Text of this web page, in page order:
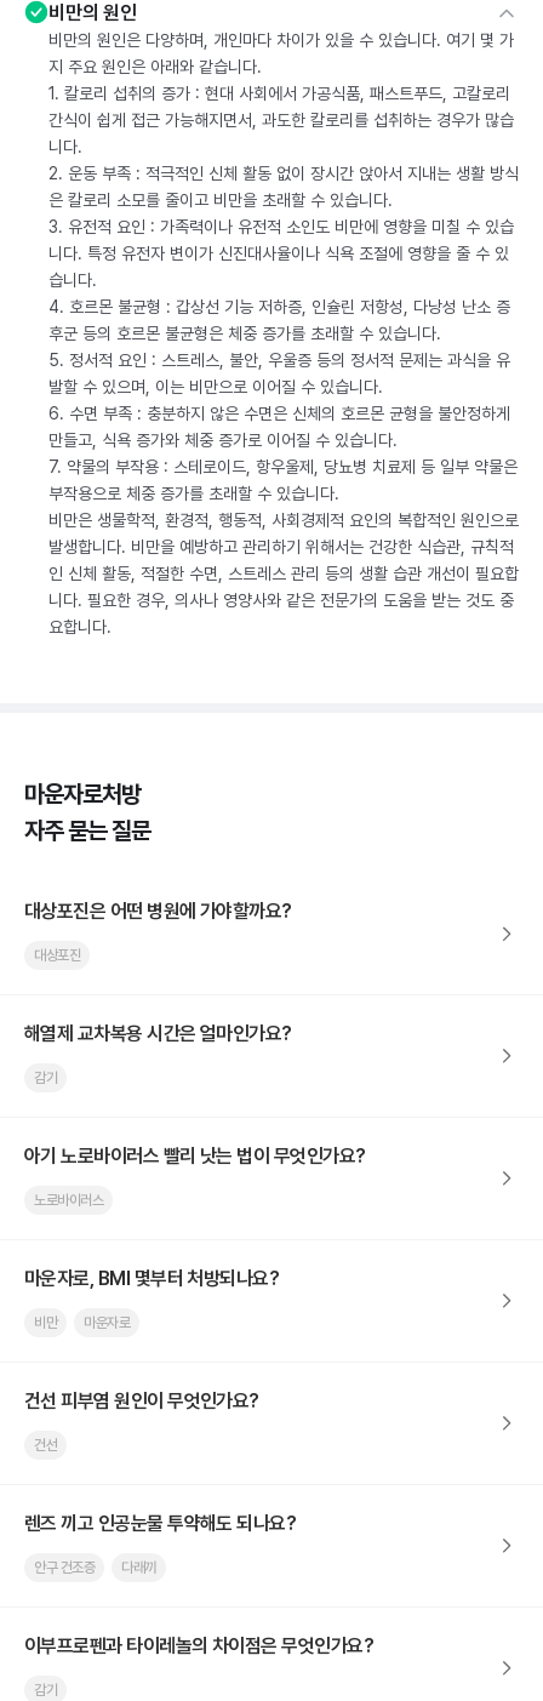
비만의 원인
비만의 원인은 다양하며, 개인마다 차이가 있을 수 있습니다. 여기 몇 가
지 주요 원인은 아래와 같습니다.
1. 칼로리 섭취의 증가 : 현대 사회에서 가공식품, 패스트푸드, 고칼로리
간식이 쉽게 접근 가능해지면서, 과도한 칼로리를 섭취하는 경우가 많습
니다.
2. 운동 부족 : 적극적인 신체 활동 없이 장시간 앉아서 지내는 생활 방식
은 칼로리 소모를 줄이고 비만을 초래할 수 있습니다.
3. 유전적 요인 : 가족력이나 유전적 소인도 비만에 영향을 미칠 수 있습
니다. 특정 유전자 변이가 신진대사율이나 식욕 조절에 영향을 줄 수 있
습니다.
4. 호르몬 불균형 : 갑상선 기능 저하증, 인슐린 저항성, 다낭성 난소 증
후군 등의 호르몬 불균형은 체중 증가를 초래할 수 있습니다.
5. 정서적 요인 : 스트레스, 불안, 우울증 등의 정서적 문제는 과식을 유
발할 수 있으며, 이는 비만으로 이어질 수 있습니다.
6. 수면 부족 : 충분하지 않은 수면은 신체의 호르몬 균형을 불안정하게
만들고, 식욕 증가와 체중 증가로 이어질 수 있습니다.
7. 약물의 부작용 : 스테로이드, 항우울제, 당뇨병 치료제 등 일부 약물은
부작용으로 체중 증가를 초래할 수 있습니다.
비만은 생물학적, 환경적, 행동적, 사회경제적 요인의 복합적인 원인으로
발생합니다. 비만을 예방하고 관리하기 위해서는 건강한 식습관, 규칙적
인 신체 활동, 적절한 수면, 스트레스 관리 등의 생활 습관 개선이 필요합
니다. 필요한 경우, 의사나 영양사와 같은 전문가의 도움을 받는 것도 중
요합니다.
마운자로처방
자주 묻는 질문
대상포진은 어떤 병원에 가야할까요?
대상포진
해열제 교차복용 시간은 얼마인가요?
감기
아기 노로바이러스 빨리 낫는 법이 무엇인가요?
노로바이러스
마운자로, BMI 몇부터 처방되나요?
비만 마운자로
건선 피부염 원인이 무엇인가요?
건선
렌즈 끼고 인공눈물 투약해도 되나요?
안구 건조증 다래끼
이부프로펜과 타이레놀의 차이점은 무엇인가요?
감기